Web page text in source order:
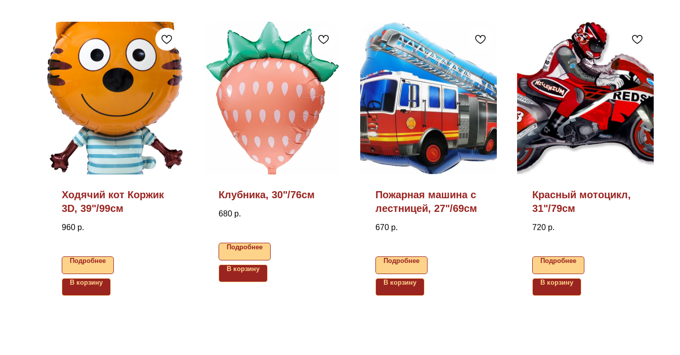
Ходячий кот Коржик
3D, 39"/99см
960 р.
Подробнее
В корзину
Клубника, 30"/76см
680 р.
Подробнее
В корзину
Пожарная машина с
лестницей, 27"/69см
670 р.
Подробнее
В корзину
Красный мотоцикл,
31"/79см
720 р.
Подробнее
В корзину